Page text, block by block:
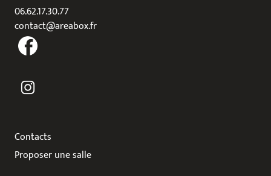
06.62.17.30.77
contact@areabox.fr
Contacts
Proposer une salle